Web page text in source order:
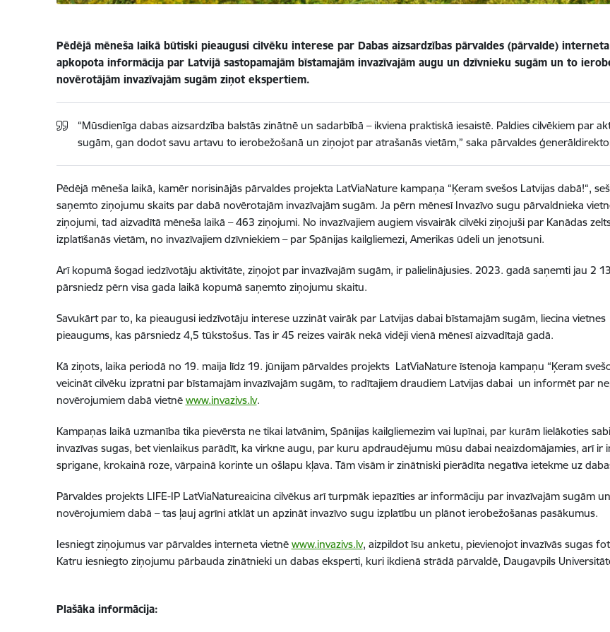
Pēdējā mēneša laikā būtiski pieaugusi cilvēku interese par Dabas aizsardzības pārvaldes (pārvalde)
apkopota informācija par Latvijā sastopamajām bīstamajām invazīvajām augu un dzīvnieku sugām un to
novērotājām invazīvajām sugām ziņot ekspertiem.
“Mūsdienīga dabas aizsardzība balstās zinātnē un sadarbībā – ikviena praktiskā iesaistē. Paldies cilvēkiem par
sugām, gan dodot savu artavu to ierobežošanā un ziņojot par atrašanās vietām,” saka pārvaldes
Pēdējā mēneša laikā, kamēr norisinājās pārvaldes projekta LatViaNature kampaņa “Ķeram svešos Latvijas dabā!“,
saņemto ziņojumu skaits par dabā novērotajām invazīvajām sugām. Ja pērn mēnesī Invazīvo sugu pārvaldnieka
ziņojumi, tad aizvadītā mēneša laikā – 463 ziņojumi. No invazīvajiem augiem visvairāk cilvēki ziņojuši par Kanādas
izplatīšanās vietām, no invazīvajiem dzīvniekiem – par Spānijas kailgliemezi, Amerikas ūdeli un jenotsuni.
Arī kopumā šogad iedzīvotāju aktivitāte, ziņojot par invazīvajām sugām, ir palielinājusies. 2023. gadā saņemti jau 2
pārsniedz pērn visa gada laikā kopumā saņemto ziņojumu skaitu.
Savukārt par to, ka pieaugusi iedzīvotāju interese uzzināt vairāk par Latvijas dabai bīstamajām sugām, liecina vietnes
pieaugums, kas pārsniedz 4,5 tūkstošus. Tas ir 45 reizes vairāk nekā vidēji vienā mēnesī aizvadītajā gadā.
Kā ziņots, laika periodā no 19. maija līdz 19. jūnijam pārvaldes projekts LatViaNature īstenoja kampaņu “Ķeram
veicināt cilvēku izpratni par bīstamajām invazīvajām sugām, to radītajiem draudiem Latvijas dabai un informēt par
novērojumiem dabā vietnē www.invazivs.lv.
Kampaņas laikā uzmanība tika pievērsta ne tikai latvānim, Spānijas kailgliemezim vai lupīnai, par kurām lielākoties
invazīvas sugas, bet vienlaikus parādīt, ka virkne augu, par kuru apdraudējumu mūsu dabai neaizdomājamies, arī ir
sprigane, krokainā roze, vārpainā korinte un ošlapu kļava. Tām visām ir zinātniski pierādīta negatīva ietekme uz
Pārvaldes projekts LIFE-IP LatViaNatureaicina cilvēkus arī turpmāk iepazīties ar informāciju par invazīvajām sugām
novērojumiem dabā – tas ļauj agrīni atklāt un apzināt invazīvo sugu izplatību un plānot ierobežošanas pasākumus.
Iesniegt ziņojumus var pārvaldes interneta vietnē www.invazivs.lv, aizpildot īsu anketu, pievienojot invazīvās sugas
Katru iesniegto ziņojumu pārbauda zinātnieki un dabas eksperti, kuri ikdienā strādā pārvaldē, Daugavpils
Plašāka informācija: